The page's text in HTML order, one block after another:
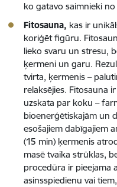
ko gatavo saimnieki
Fitosauna, kas ir
koriģēt figūru.
lieko svaru un stresu,
ķermeni un garu.
tvirta, ķermenis –
relaksējies. Fitosauna
uzskata par koku –
bioenerģētiskajām un
esošajiem dabīgajiem
(15 min) ķermenis
masē tvaika strūklas,
procedūra ir pieejama
asinsspiedienu vai